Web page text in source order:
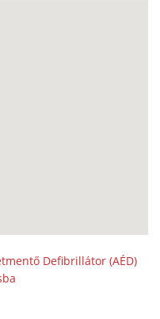
Defibrillátor (AÉD)